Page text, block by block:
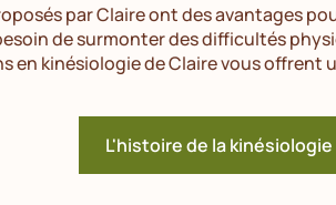
par Claire ont des avantages
de surmonter des difficultés
en kinésiologie de Claire vous offrent
L'histoire de la kinésiologie